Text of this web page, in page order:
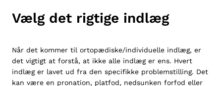
Vælg det rigtige indlæg
Når det kommer til ortopædiske/individuelle indlæg, er
det vigtigt at forstå, at ikke alle indlæg er ens. Hvert
indlæg er lavet ud fra den specifikke problemstilling. Det
kan være en pronation, platfod, nedsunken forfod eller